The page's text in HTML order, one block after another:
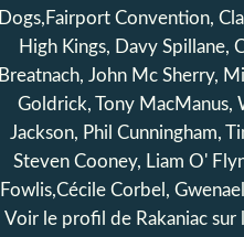
Dogs,Fairport Convention,
High Kings, Davy Spillane,
Breatnach, John Mc Sherry,
Goldrick, Tony MacManus,
Jackson, Phil Cunningham,
Steven Cooney, Liam O'
Fowlis,Cécile Corbel,
Voir le profil de Rakaniacsur